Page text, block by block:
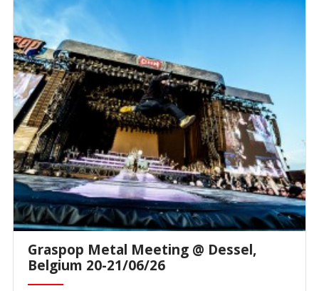
Graspop Metal Meeting @ Dessel,
Belgium 20-21/06/26